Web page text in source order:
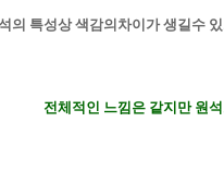
의 특성상 색감의차이가 생길수
전체적인 느낌은 같지만 원